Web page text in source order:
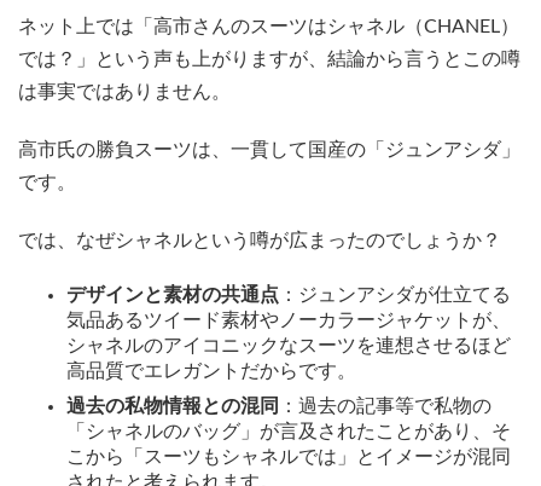
ネット上では「高市さんのスーツはシャネル（CHANEL）
では？」という声も上がりますが、結論から言うとこの噂
は事実ではありません。
高市氏の勝負スーツは、一貫して国産の「ジュンアシダ」
です。
では、なぜシャネルという噂が広まったのでしょうか？
デザインと素材の共通点 ：ジュンアシダが仕立てる
気品あるツイード素材やノーカラージャケットが、
シャネルのアイコニックなスーツを連想させるほど
高品質でエレガントだからです。
過去の私物情報との混同
：過去の記事等で私物の
「シャネルのバッグ」が言及されたことがあり、そ
こから「スーツもシャネルでは」とイメージが混同